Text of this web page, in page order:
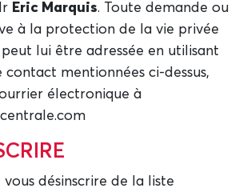
Eric Marquis. Toute demande ou
à la protection de la vie privée
lui être adressée en utilisant
contact mentionnées ci-dessus,
électronique à
vous désinscrire de la liste